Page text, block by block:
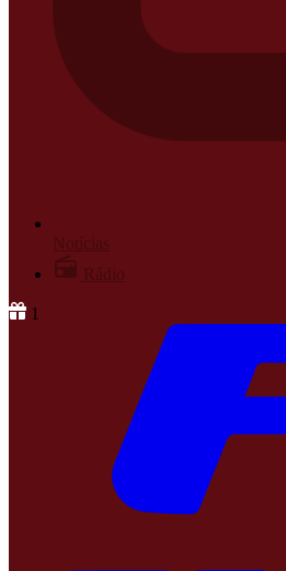
Notícias
Rádio
1